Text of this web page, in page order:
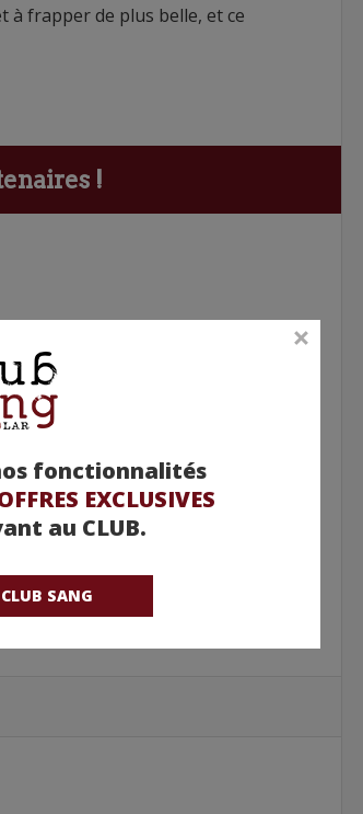
fonctionnalités
EXCLUSIVES
au CLUB.
CLUB SANG
à frapper de plus belle, et ce
!